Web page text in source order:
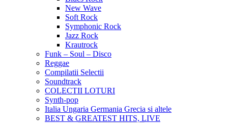
New Wave
Soft Rock
Symphonic Rock
Jazz Rock
Krautrock
Funk – Soul – Disco
Reggae
Compilatii Selectii
Soundtrack
COLECTII LOTURI
Synth-pop
Italia Ungaria Germania Grecia si altele
BEST & GREATEST HITS, LIVE